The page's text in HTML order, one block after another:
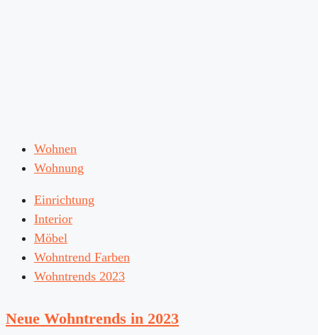
Wohnen
Wohnung
Einrichtung
Interior
Möbel
Wohntrend Farben
Wohntrends 2023
Neue Wohntrends in 2023